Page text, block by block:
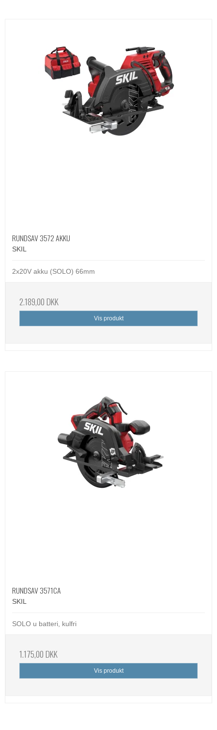
RUNDSAV 3572 AKKU
SKIL
2x20V akku (SOLO) 66mm
2.189,00 DKK
Vis produkt
RUNDSAV 3571CA
SKIL
SOLO u batteri, kulfri
1.175,00 DKK
Vis produkt